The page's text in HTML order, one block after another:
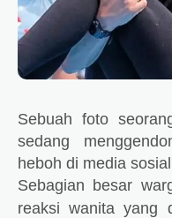
Sebuah foto
sedang
heboh di media
Sebagian besar
reaksi wanita yang